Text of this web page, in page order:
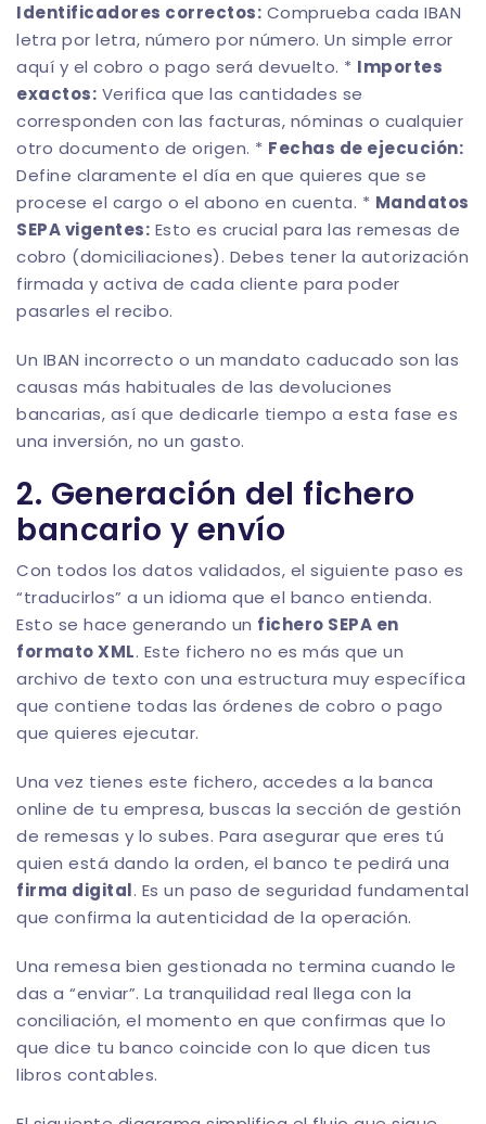
Identificadores correctos: Comprueba cada IBAN
letra por letra, número por número. Un simple error
aquí y el cobro o pago será devuelto. * Importes
exactos: Verifica que las cantidades se
corresponden con las facturas, nóminas o cualquier
otro documento de origen. * Fechas de ejecución:
Define claramente el día en que quieres que se
procese el cargo o el abono en cuenta. * Mandatos
SEPA vigentes: Esto es crucial para las remesas de
cobro (domiciliaciones). Debes tener la autorización
firmada y activa de cada cliente para poder
pasarles el recibo.
Un IBAN incorrecto o un mandato caducado son las
causas más habituales de las devoluciones
bancarias, así que dedicarle tiempo a esta fase es
una inversión, no un gasto.
2. Generación del fichero
bancario y envío
Con todos los datos validados, el siguiente paso es
“traducirlos” a un idioma que el banco entienda.
Esto se hace generando un fichero SEPA en
formato XML. Este fichero no es más que un
archivo de texto con una estructura muy específica
que contiene todas las órdenes de cobro o pago
que quieres ejecutar.
Una vez tienes este fichero, accedes a la banca
online de tu empresa, buscas la sección de gestión
de remesas y lo subes. Para asegurar que eres tú
quien está dando la orden, el banco te pedirá una
firma digital. Es un paso de seguridad fundamental
que confirma la autenticidad de la operación.
Una remesa bien gestionada no termina cuando le
das a “enviar”. La tranquilidad real llega con la
conciliación, el momento en que confirmas que lo
que dice tu banco coincide con lo que dicen tus
libros contables.